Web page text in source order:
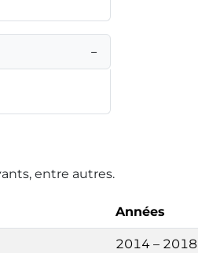
−
entre autres.
Années
2014 – 2018